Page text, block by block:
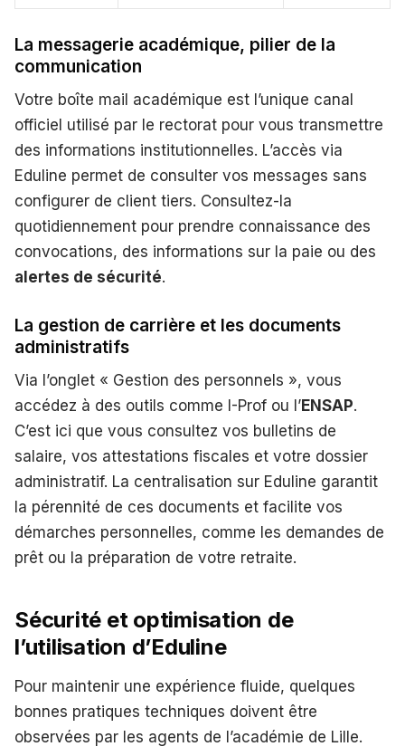
La messagerie académique, pilier de la
communication
Votre boîte mail académique est l’unique canal
officiel utilisé par le rectorat pour vous transmettre
des informations institutionnelles. L’accès via
Eduline permet de consulter vos messages sans
configurer de client tiers. Consultez-la
quotidiennement pour prendre connaissance des
convocations, des informations sur la paie ou des
alertes de sécurité.
La gestion de carrière et les documents
administratifs
Via l’onglet « Gestion des personnels », vous
accédez à des outils comme I-Prof ou l’ENSAP.
C’est ici que vous consultez vos bulletins de
salaire, vos attestations fiscales et votre dossier
administratif. La centralisation sur Eduline garantit
la pérennité de ces documents et facilite vos
démarches personnelles, comme les demandes de
prêt ou la préparation de votre retraite.
Sécurité et optimisation de
l’utilisation d’Eduline
Pour maintenir une expérience fluide, quelques
bonnes pratiques techniques doivent être
observées par les agents de l’académie de Lille.